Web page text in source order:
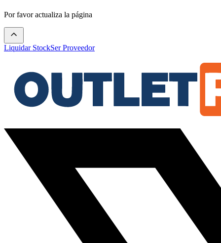
Por favor actualiza la página
Liquidar StockSer Proveedor